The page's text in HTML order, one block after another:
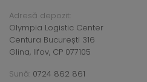
Adresă depozit:
Olympia Logistic Center
Centura București 316
Glina, Ilfov, CP 077105
Sună: 0724 862 861